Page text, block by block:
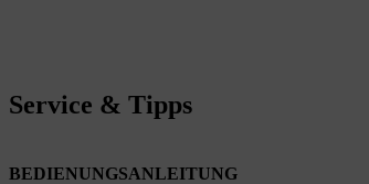
Service & Tipps
BEDIENUNGSANLEITUNG